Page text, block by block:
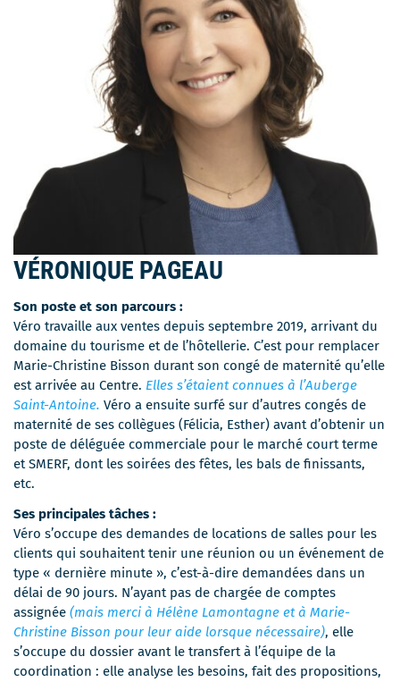
VÉRONIQUE PAGEAU
Son poste et son parcours :
Véro travaille aux ventes depuis septembre 2019, arrivant du
domaine du tourisme et de l’hôtellerie. C’est pour remplacer
Marie-Christine Bisson durant son congé de maternité qu’elle
est arrivée au Centre. Elles s’étaient connues à l’Auberge
Saint-Antoine. Véro a ensuite surfé sur d’autres congés de
maternité de ses collègues (Félicia, Esther) avant d’obtenir un
poste de déléguée commerciale pour le marché court terme
et SMERF, dont les soirées des fêtes, les bals de finissants,
etc.
Ses principales tâches :
Véro s’occupe des demandes de locations de salles pour les
clients qui souhaitent tenir une réunion ou un événement de
type « dernière minute », c’est-à-dire demandées dans un
délai de 90 jours. N’ayant pas de chargée de comptes
assignée (mais merci à Hélène Lamontagne et à Marie-
Christine Bisson pour leur aide lorsque nécessaire), elle
s’occupe du dossier avant le transfert à l’équipe de la
coordination : elle analyse les besoins, fait des propositions,